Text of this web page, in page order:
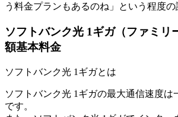
う料金プランもあるのね」という程度の
ソフトバンク光 1ギガ（ファミリ
額基本料金
ソフトバンク光 1ギガとは
ソフトバンク光 1ギガの最大通信速度は
です。